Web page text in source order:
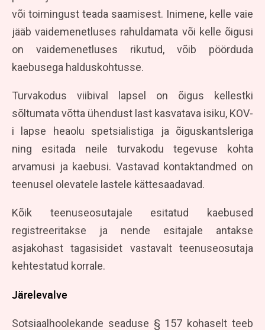
või toimingust teada saamisest. Inimene, kelle vaie
jääb vaidemenetluses rahuldamata või kelle õigusi
on vaidemenetluses rikutud, võib pöörduda
kaebusega halduskohtusse.
Turvakodus viibival lapsel on õigus kellestki
sõltumata võtta ühendust last kasvatava isiku, KOV-
i lapse heaolu spetsialistiga ja õiguskantsleriga
ning esitada neile turvakodu tegevuse kohta
arvamusi ja kaebusi. Vastavad kontaktandmed on
teenusel olevatele lastele kättesaadavad.
Kõik teenuseosutajale esitatud kaebused
registreeritakse ja nende esitajale antakse
asjakohast tagasisidet vastavalt teenuseosutaja
kehtestatud korrale.
Järelevalve
Sotsiaalhoolekande seaduse § 157 kohaselt teeb